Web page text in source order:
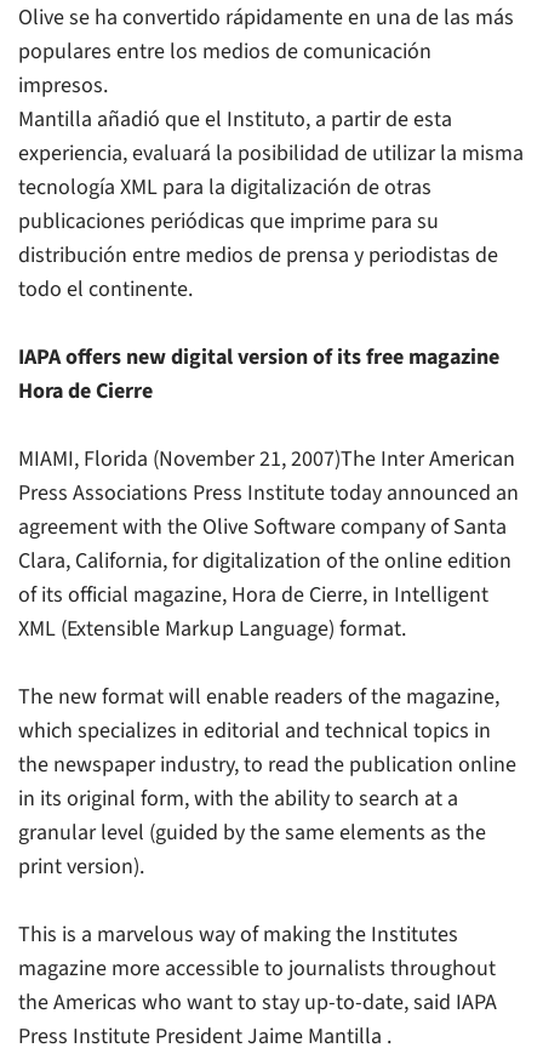
Olive se ha convertido rápidamente en una de las más
populares entre los medios de comunicación
impresos.
Mantilla añadió que el Instituto, a partir de esta
experiencia, evaluará la posibilidad de utilizar la misma
tecnología XML para la digitalización de otras
publicaciones periódicas que imprime para su
distribución entre medios de prensa y periodistas de
todo el continente.
IAPA offers new digital version of its free magazine
Hora de Cierre
MIAMI, Florida (November 21, 2007)The Inter American
Press Associations Press Institute today announced an
agreement with the Olive Software company of Santa
Clara, California, for digitalization of the online edition
of its official magazine, Hora de Cierre, in Intelligent
XML (Extensible Markup Language) format.
The new format will enable readers of the magazine,
which specializes in editorial and technical topics in
the newspaper industry, to read the publication online
in its original form, with the ability to search at a
granular level (guided by the same elements as the
print version).
This is a marvelous way of making the Institutes
magazine more accessible to journalists throughout
the Americas who want to stay up-to-date, said IAPA
Press Institute President Jaime Mantilla .